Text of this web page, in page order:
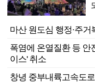
마산 원도심 행정·주
폭염에 온열질환 등 안
이스' 취소
창녕 중부내륙고속도